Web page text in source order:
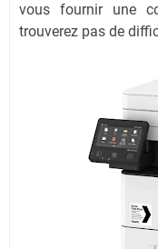
vous fournir une
trouverez pas de